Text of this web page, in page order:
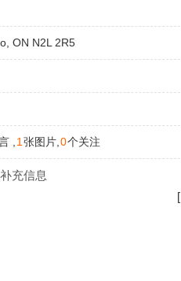
ON N2L 2R5
, 1 张图片, 0个关注
补充信息
[